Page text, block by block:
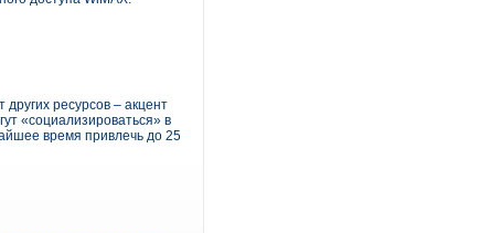
ресурсов – акцент
«социализироваться» в
время привлечь до 25